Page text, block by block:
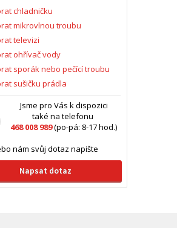
chladničku
mikrovlnou troubu
televizi
ohřívač vody
sporák nebo pečící troubu
sušičku prádla
Jsme pro Vás k dispozici
také na telefonu
468 008 989(po-pá: 8-17 hod.)
nám svůj dotaz napište
Napsat dotaz